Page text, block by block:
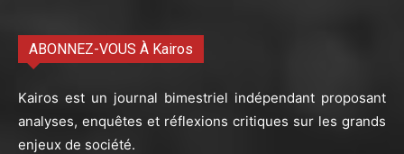
ABONNEZ-VOUS À Kairos
Kairos est un journal bimestriel indépendant proposant
analyses, enquêtes et réflexions critiques sur les grands
enjeux de société.